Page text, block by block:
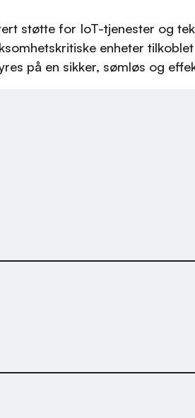
støtte for IoT-tjenester og
enheter
på en sikker, sømløs og